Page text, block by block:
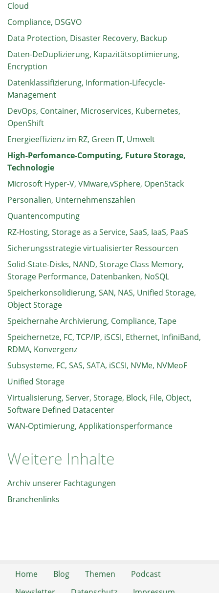
Cloud
Compliance, DSGVO
Data Protection, Disaster Recovery, Backup
Daten-DeDuplizierung, Kapazitätsoptimierung,
Encryption
Datenklassifizierung, Information-Lifecycle-
Management
DevOps, Container, Microservices, Kubernetes,
OpenShift
Energieeffizienz im RZ, Green IT, Umwelt
High-Perfomance-Computing, Future Storage,
Technologie
Microsoft Hyper-V, VMware,vSphere, OpenStack
Personalien, Unternehmenszahlen
Quantencomputing
RZ-Hosting, Storage as a Service, SaaS, IaaS, PaaS
Sicherungsstrategie virtualisierter Ressourcen
Solid-State-Disks, NAND, Storage Class Memory,
Storage Performance, Datenbanken, NoSQL
Speicherkonsolidierung, SAN, NAS, Unified Storage,
Object Storage
Speichernahe Archivierung, Compliance, Tape
Speichernetze, FC, TCP/IP, iSCSI, Ethernet, InfiniBand,
RDMA, Konvergenz
Subsysteme, FC, SAS, SATA, iSCSI, NVMe, NVMeoF
Unified Storage
Virtualisierung, Server, Storage, Block, File, Object,
Software Defined Datacenter
WAN-Optimierung, Applikationsperformance
Weitere Inhalte
Archiv unserer Fachtagungen
Branchenlinks
Home Blog Themen
Podcast